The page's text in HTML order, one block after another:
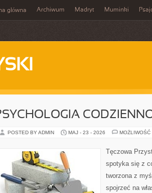
główna Archiwum Madryt Muminki
POSTED BY ADMIN MAJ - 23 - 2026 MOŻLIWOŚĆ
Tęczowa
spotyka się z
tworzona z
spojrzeć na